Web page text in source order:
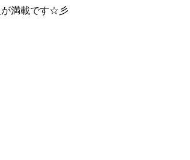
が満載です☆彡